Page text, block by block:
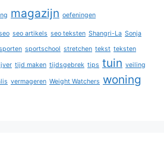
magazijn oefeningen
seo artikels seo teksten Shangri-La Sonja
sportschool stretchen tekst teksten
tijd maken tijdsgebrek tips tuin veiling
vermageren Weight Watchers woning